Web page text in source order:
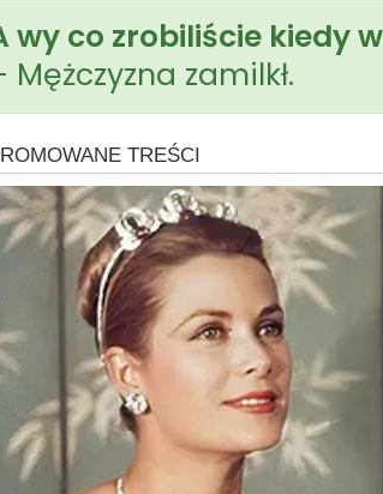
wy co zrobiliście kiedy
Mężczyzna zamilkł.